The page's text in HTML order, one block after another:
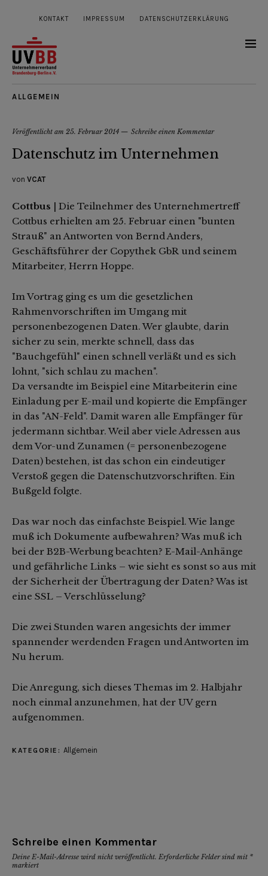
KONTAKT IMPRESSUM DATENSCHUTZERKLÄRUNG
ALLGEMEIN
Veröffentlicht am 25. Februar 2014 Schreibe einen Kommentar
Datenschutz im Unternehmen
von VCAT
Cottbus | Die Teilnehmer des Unternehmertreff
Cottbus erhielten am 25. Februar einen "bunten
Strauß" an Antworten von Bernd Anders,
Geschäftsführer der Copythek GbR und seinem
Mitarbeiter, Herrn Hoppe.
Im Vortrag ging es um die gesetzlichen
Rahmenvorschriften im Umgang mit
personenbezogenen Daten. Wer glaubte, darin
sicher zu sein, merkte schnell, dass das
"Bauchgefühl" einen schnell verläßt und es sich
lohnt, "sich schlau zu machen".
Da versandte im Beispiel eine Mitarbeiterin eine
Einladung per E-mail und kopierte die Empfänger
in das "AN-Feld". Damit waren alle Empfänger für
jedermann sichtbar. Weil aber viele Adressen aus
dem Vor-und Zunamen (= personenbezogene
Daten) bestehen, ist das schon ein eindeutiger
Verstoß gegen die Datenschutzvorschriften. Ein
Bußgeld folgte.
Das war noch das einfachste Beispiel. Wie lange
muß ich Dokumente aufbewahren? Was muß ich
bei der B2B-Werbung beachten? E-Mail-Anhänge
und gefährliche Links – wie sieht es sonst so aus mit
der Sicherheit der Übertragung der Daten? Was ist
eine SSL – Verschlüsselung?
Die zwei Stunden waren angesichts der immer
spannender werdenden Fragen und Antworten im
Nu herum.
Die Anregung, sich dieses Themas im 2. Halbjahr
noch einmal anzunehmen, hat der UV gern
aufgenommen.
KATEGORIE: Allgemein
Schreibe einen Kommentar
Deine E-Mail-Adresse wird nicht veröffentlicht. Erforderliche Felder sind mit *
markiert